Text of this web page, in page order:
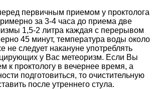
первичным приемом у проктолога
за 3-4 часа до приема две
1,5-2 литра каждая с перерывом
45 минут, температура воды около
не следует накануне употреблять
у Вас метеоризм. Если Вы
к проктологу в вечернее время, а
подготовиться, то очистительную
после утреннего стула.